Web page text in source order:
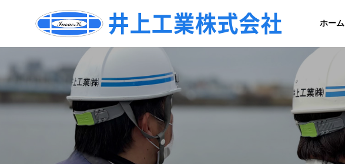
ホーム